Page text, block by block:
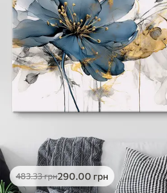
483.33грн290.00 грн